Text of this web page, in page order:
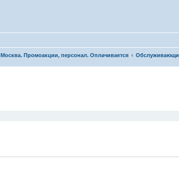
Москва. Промоакции, персонал. Оплачивается